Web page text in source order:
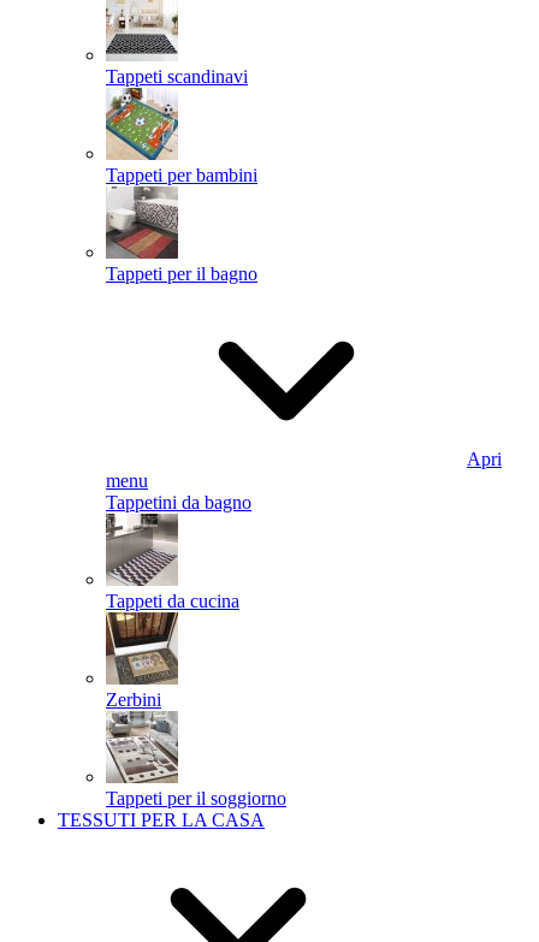
Tappeti scandinavi
Tappeti per bambini
Tappeti per il bagno
Apri
menu
Tappetini da bagno
Tappeti da cucina
Zerbini
Tappeti per il soggiorno
TESSUTI PER LA CASA